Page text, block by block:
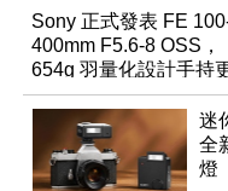
Sony 正式發表 FE
400mm F5.6-8 OSS，
654g 羽量化設計手持
鬆
迷
全
燈